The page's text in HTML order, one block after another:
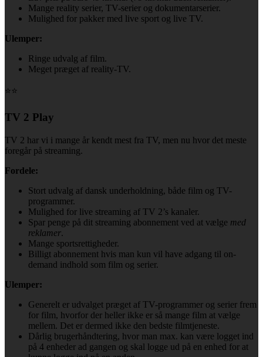
Mange reality serier, TV-serier og dokumentarserier.
Mulighed for pakker med live sport og live TV.
Ulemper:
Ringe udvalg af film.
Meget præget af reality-TV.
⭐⭐
TV 2 Play
TV 2 har vi i mange år kendt mest fra TV, men nu hvor det meste
foregår på streaming.
Fordele:
Stort udvalg af dansk underholdning, både film og TV-
programmer.
Mulighed for live streaming af TV 2’s kanaler.
Spar penge på dit streaming abonnement ved at vælge med
reklamer.
Mange sportsrettigheder.
Billigt abonnement hvis man kun vil have adgang til on-
demand indhold som film og serier.
Ulemper:
Generelt er udvalget præget af TV-programmer og serier frem
for film, hvorfor der heller ikke er så mange film at vælge
mellem. Det er dermed ikke den bedste filmtjeneste.
Dårlig brugerhåndtering, hvor man max. kan være logget ind
på 4 enheder ad gangen og skal logge ud på en enhed for at